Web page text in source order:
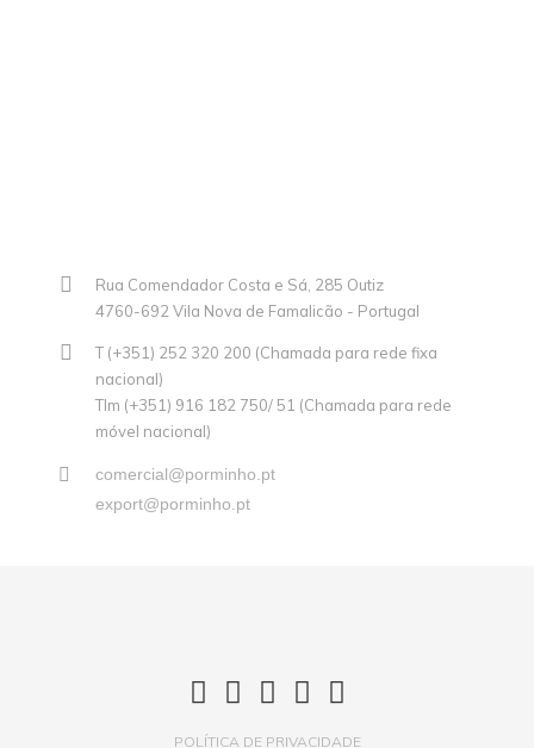
Rua Comendador Costa e Sá, 285 Outiz
4760-692 Vila Nova de Famalicão - Portugal
T (+351) 252 320 200 (Chamada para rede fixa
nacional)
Tlm (+351) 916 182 750/ 51 (Chamada para rede
móvel nacional)
comercial@porminho.pt
export@porminho.pt
POLÍTICA DE PRIVACIDADE